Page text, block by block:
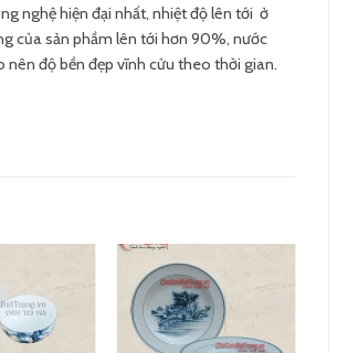
nghệ hiện đại nhất, nhiệt độ lên tới ở
của sản phầm lên tới hơn 90%, nước
độ bền đẹp vĩnh cửu theo thời gian.